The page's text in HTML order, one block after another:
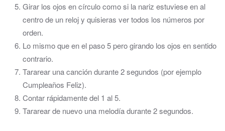
Girar los ojos en círculo como si la nariz estuviese en al
centro de un reloj y quisieras ver todos los números por
orden.
Lo mismo que en el paso 5 pero girando los ojos en sentido
contrario.
Tararear una canción durante 2 segundos (por ejemplo
Cumpleaños Feliz).
Contar rápidamente del 1 al 5.
Tararear de nuevo una melodía durante 2 segundos.